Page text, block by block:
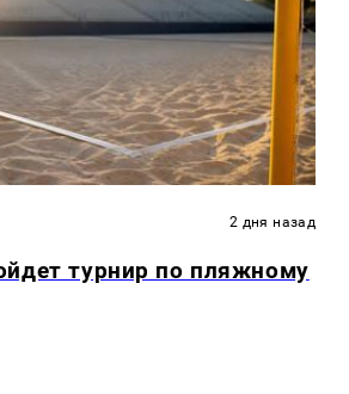
2 дня назад
турнир по пляжному